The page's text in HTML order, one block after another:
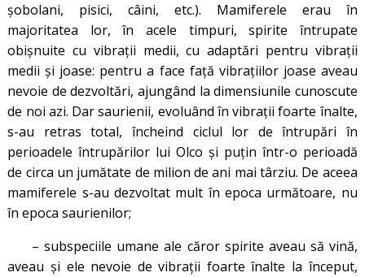
șobolani, pisici, câini, etc.). Mamiferele erau în
majoritatea lor, în acele timpuri, spirite întrupate
obișnuite cu vibrații medii, cu adaptări pentru vibrații
medii și joase: pentru a face față vibrațiilor joase aveau
nevoie de dezvoltări, ajungând la dimensiunile cunoscute
de noi azi. Dar saurienii, evoluând în vibrații foarte înalte,
s-au retras total, încheind ciclul lor de întrupări în
perioadele întrupărilor lui Olco și puțin într-o perioadă
de circa un jumătate de milion de ani mai târziu. De aceea
mamiferele s-au dezvoltat mult în epoca următoare, nu
în epoca saurienilor;
– subspeciile umane ale căror spirite aveau să vină,
aveau și ele nevoie de vibrații foarte înalte la început,